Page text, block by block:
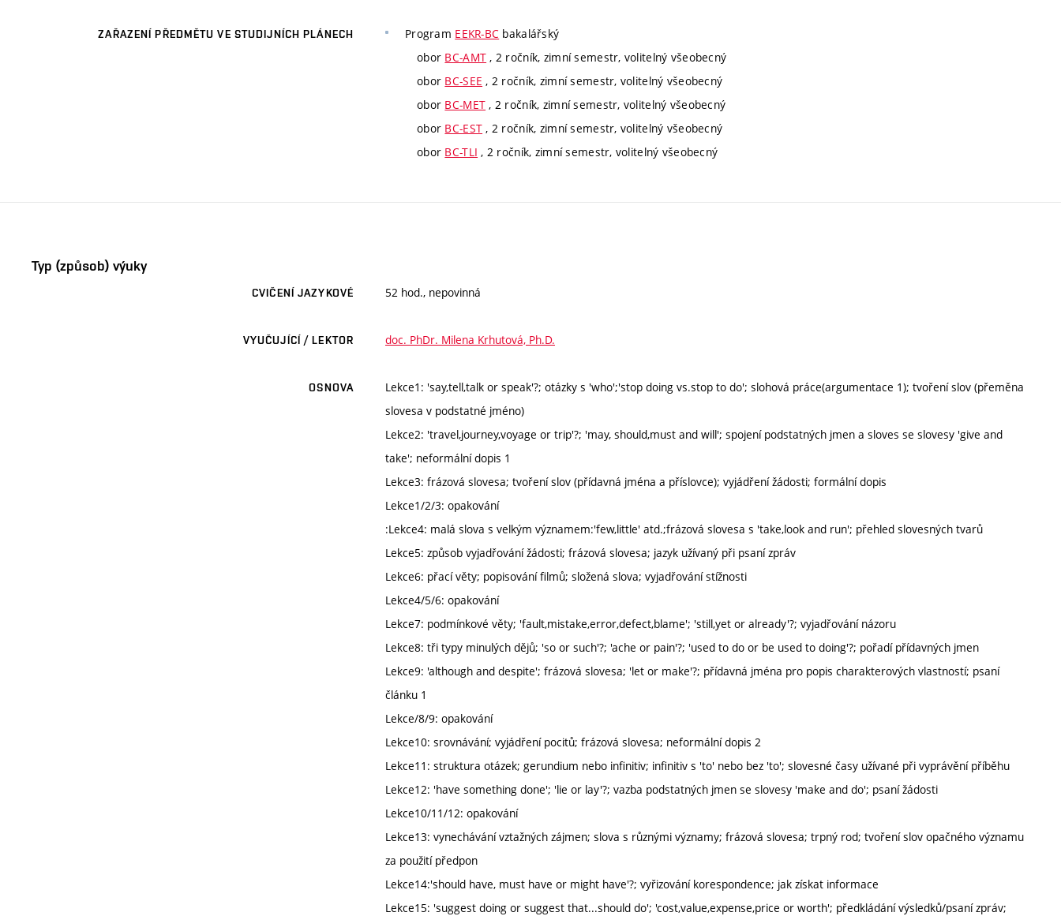
ZAŘAZENÍ PŘEDMĚTU VE STUDIJNÍCH PLÁNECH Program EEKR-BC bakalářský
obor BC-AMT , 2 ročník, zimní semestr, volitelný všeobecný
obor BC-SEE , 2 ročník, zimní semestr, volitelný všeobecný
obor BC-MET , 2 ročník, zimní semestr, volitelný všeobecný
obor BC-EST , 2 ročník, zimní semestr, volitelný všeobecný
obor BC-TLI , 2 ročník, zimní semestr, volitelný všeobecný
Typ (způsob) výuky
CVIČENÍ JAZYKOVÉ 52 hod., nepovinná
VYUČUJÍCÍ / LEKTOR doc. PhDr. Milena Krhutová, Ph.D.
OSNOVA
Lekce1: 'say,tell,talk or speak'?; otázky s 'who';'stop doing vs.stop to do'; slohová práce(argumentace 1); tvoření slov (přeměna
slovesa v podstatné jméno)
Lekce2: 'travel,journey,voyage or trip'?; 'may, should,must and will'; spojení podstatných jmen a sloves se slovesy 'give and
take'; neformální dopis 1
Lekce3: frázová slovesa; tvoření slov (přídavná jména a příslovce); vyjádření žádosti; formální dopis
Lekce1/2/3: opakování
:Lekce4: malá slova s velkým významem:'few,little' atd.;frázová slovesa s 'take,look and run'; přehled slovesných tvarů
Lekce5: způsob vyjadřování žádosti; frázová slovesa; jazyk užívaný při psaní zpráv
Lekce6: přací věty; popisování filmů; složená slova; vyjadřování stížnosti
Lekce4/5/6: opakování
Lekce7: podmínkové věty; 'fault,mistake,error,defect,blame'; 'still,yet or already'?; vyjadřování názoru
Lekce8: tři typy minulých dějů; 'so or such'?; 'ache or pain'?; 'used to do or be used to doing'?; pořadí přídavných jmen
Lekce9: 'although and despite'; frázová slovesa; 'let or make'?; přídavná jména pro popis charakterových vlastností; psaní
článku 1
Lekce/8/9: opakování
Lekce10: srovnávání; vyjádření pocitů; frázová slovesa; neformální dopis 2
Lekce11: struktura otázek; gerundium nebo infinitiv; infinitiv s 'to' nebo bez 'to'; slovesné časy užívané při vyprávění příběhu
Lekce12: 'have something done'; 'lie or lay'?; vazba podstatných jmen se slovesy 'make and do'; psaní žádosti
Lekce10/11/12: opakování
Lekce13: vynechávání vztažných zájmen; slova s různými významy; frázová slovesa; trpný rod; tvoření slov opačného významu
za použití předpon
Lekce14:'should have, must have or might have'?; vyřizování korespondence; jak získat informace
Lekce15: 'suggest doing or suggest that...should do'; 'cost,value,expense,price or worth'; předkládání výsledků/psaní zpráv;